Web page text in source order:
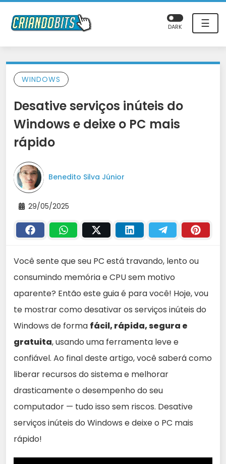
☰
DARK
WINDOWS
Desative serviços inúteis do
Windows e deixe o PC mais
rápido
Benedito Silva Júnior
29/05/2025
Você sente que seu PC está travando, lento ou
consumindo memória e CPU sem motivo
aparente? Então este guia é para você! Hoje, vou
te mostrar como desativar os serviços inúteis do
Windows de forma fácil, rápida, segura e
gratuita, usando uma ferramenta leve e
confiável. Ao final deste artigo, você saberá como
liberar recursos do sistema e melhorar
drasticamente o desempenho do seu
computador — tudo isso sem riscos. Desative
serviços inúteis do Windows e deixe o PC mais
rápido!